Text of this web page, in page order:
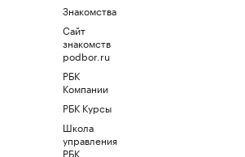
Знакомства
Сайт
знакомств
podbor.ru
РБК
Компании
РБК Курсы
Школа
управления
РБК